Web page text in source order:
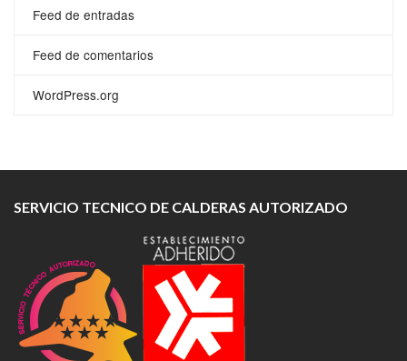
Feed de entradas
Feed de comentarios
WordPress.org
SERVICIO TECNICO DE CALDERAS AUTORIZADO